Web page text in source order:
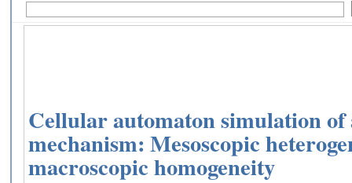
Cellular automaton simulation
mechanism: Mesoscopic
macroscopic homogeneity